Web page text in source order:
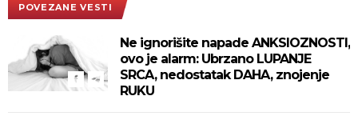
POVEZANE VESTI
Ne ignorišite napade ANKSIOZNOSTI,
ovo je alarm: Ubrzano LUPANJE
SRCA, nedostatak DAHA, znojenje
RUKU